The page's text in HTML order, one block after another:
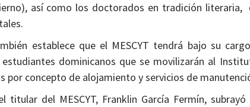
así como los doctorados en tradición literaria,
establece que el MESCYT tendrá bajo su
dominicanos que se movilizarán al
por concepto de alojamiento y servicios de
titular del MESCYT, Franklin García Fermín,